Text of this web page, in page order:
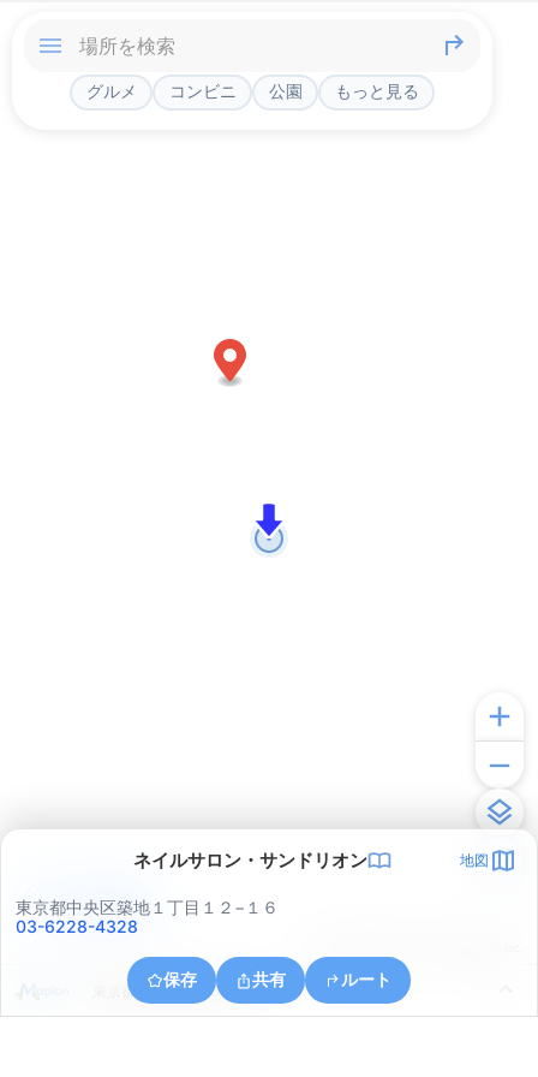
グルメ コンビニ 公園 もっと見る
ネイルサロン・サンドリオン 地図
東京都中央区築地１丁目１２−１６
03-6228-4328
保存 共有 ルート
東京都中央区晴海５丁目３
アプリで見る